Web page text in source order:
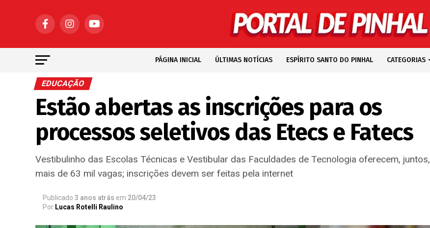
PÁGINA INICIAL ÚLTIMAS NOTÍCIAS ESPÍRITO SANTO DO PINHAL CATEGORIAS
EDUCAÇÃO
Estão abertas as inscrições para os
processos seletivos das Etecs e Fatecs
Vestibulinho das Escolas Técnicas e Vestibular das Faculdades de Tecnologia oferecem, juntos,
mais de 63 mil vagas; inscrições devem ser feitas pela internet
Publicado 3 anos atrás em 20/04/23
Por Lucas Rotelli Raulino